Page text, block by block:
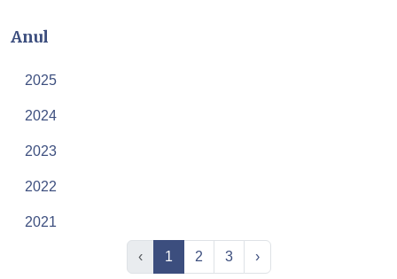
Anul
2025
2024
2023
2022
2021
‹ 1 2 3 ›